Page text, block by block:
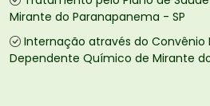
Mirante do Paranapanema - SP
Internação através do Convênio
Dependente Químico de Mirante